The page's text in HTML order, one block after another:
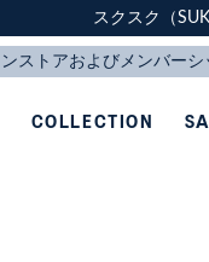
スクスク（配送
スクスク（配送
COLLECTION